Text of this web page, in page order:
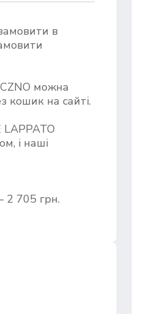
в
можна
кошик на сайті.
і наші
2 705 грн.